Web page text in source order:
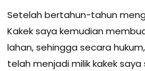
Setelah bertahun-tahun
Kakek saya kemudian
lahan, sehingga secara
telah menjadi milik kakek